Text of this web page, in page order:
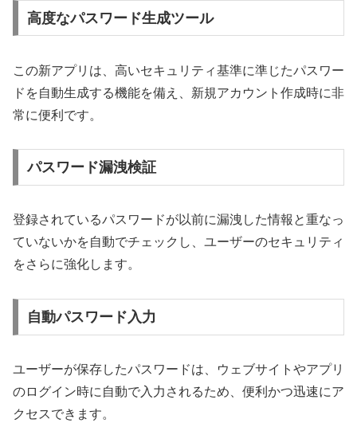
高度なパスワード生成ツール
この新アプリは、高いセキュリティ基準に準じたパスワー
ドを自動生成する機能を備え、新規アカウント作成時に非
常に便利です。
パスワード漏洩検証
登録されているパスワードが以前に漏洩した情報と重なっ
ていないかを自動でチェックし、ユーザーのセキュリティ
をさらに強化します。
自動パスワード入力
ユーザーが保存したパスワードは、ウェブサイトやアプリ
のログイン時に自動で入力されるため、便利かつ迅速にア
クセスできます。